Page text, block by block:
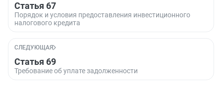
Статья 67
Порядок и условия предоставления инвестиционного
налогового кредита
СЛЕДУЮЩАЯ
Статья 69
Требование об уплате задолженности